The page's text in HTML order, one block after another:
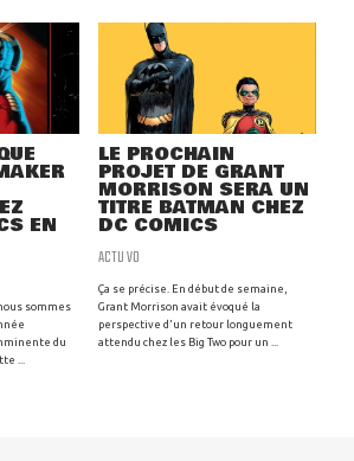
EN
sommes
du
...
LE PROCHAIN
PROJET DE GRANT
MORRISON SERA UN
TITRE BATMAN CHEZ
DC COMICS
ACTU VO
Ça se précise. En début de semaine,
Grant Morrison avait évoqué la
perspective d'un retour longuement
attendu chez les Big Two pour un ...